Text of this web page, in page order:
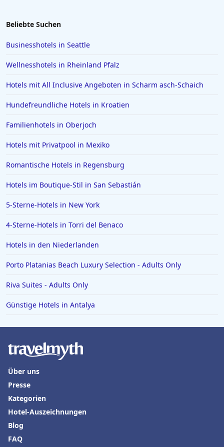
5-Sterne-Hotels in Thüringen
5-Sterne-Hotels in Mexiko
5-Sterne-Hotels in Moskau
5-Sterne-Hotels in Paguera
Beliebte Suchen
Businesshotels in Seattle
Wellnesshotels in Rheinland Pfalz
Hotels mit All Inclusive Angeboten in Scharm asch-Schaich
Hundefreundliche Hotels in Kroatien
Familienhotels in Oberjoch
Hotels mit Privatpool in Mexiko
Romantische Hotels in Regensburg
Hotels im Boutique-Stil in San Sebastián
5-Sterne-Hotels in New York
4-Sterne-Hotels in Torri del Benaco
Hotels in den Niederlanden
Porto Platanias Beach Luxury Selection - Adults Only
Riva Suites - Adults Only
Günstige Hotels in Antalya
Über uns
Presse
Kategorien
Hotel-Auszeichnungen
Blog
FAQ